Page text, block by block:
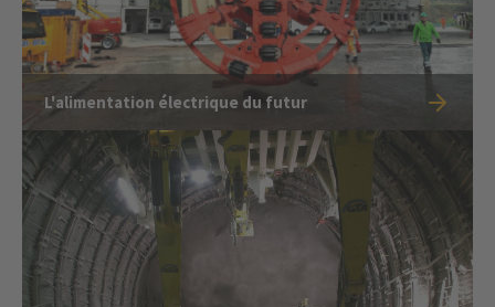
L'alimentation électrique du futur